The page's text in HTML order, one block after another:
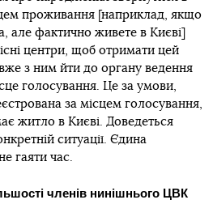
проживання [наприклад, якщо
але фактично живете в Києві]
центри, щоб отримати цей
з ним йти до органу ведення
голосування. Це за умови,
за місцем голосування,
житло в Києві. Доведеться
ситуації. Єдина
гаяти час.
членів нинішнього ЦВК